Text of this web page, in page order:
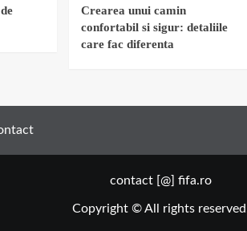
Crearea unui camin
confortabil si sigur: detaliile
care fac diferenta
contact [@] fifa.ro
Copyright © All rights